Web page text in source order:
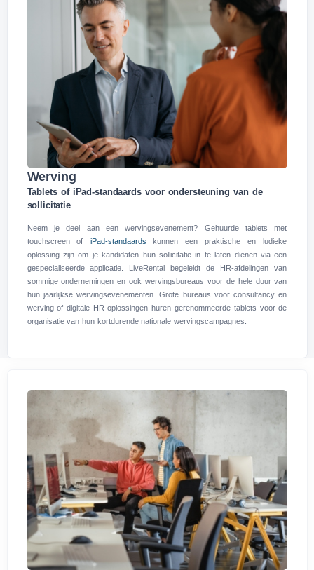
Werving
Tablets of iPad-standaards voor ondersteuning van de
sollicitatie
Neem je deel aan een wervingsevenement? Gehuurde tablets met
touchscreen of iPad-standaards kunnen een praktische en ludieke
oplossing zijn om je kandidaten hun sollicitatie in te laten dienen via een
gespecialiseerde applicatie. LiveRental begeleidt de HR-afdelingen van
sommige ondernemingen en ook wervingsbureaus voor de hele duur van
hun jaarlijkse wervingsevenementen. Grote bureaus voor consultancy en
werving of digitale HR-oplossingen huren gerenommeerde tablets voor de
organisatie van hun kortdurende nationale wervingscampagnes.